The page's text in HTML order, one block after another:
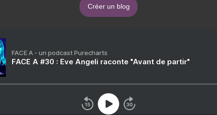
Créer un blog
FACE A - un podcast Purecharts
FACE A #30 : Eve Angeli raconte "Avant de partir"